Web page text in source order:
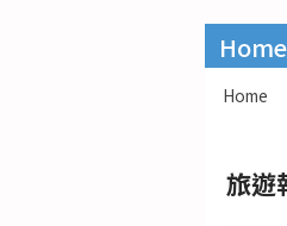
Home
Home
旅遊